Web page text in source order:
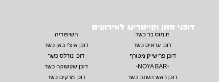
דוכני מזון וקייטרינג לאירועים
חומוס בר כשר
השיפודיה
דוכן עראיס כשר
דוכן איצ'י באן כשר
דוכן פרישייק מטורף
דוכן נודלס כשר
-NOYA BAR-
דוכן שקשוקה כשר
דוכן ראש השנה כשר
דוכן מרקים כשר